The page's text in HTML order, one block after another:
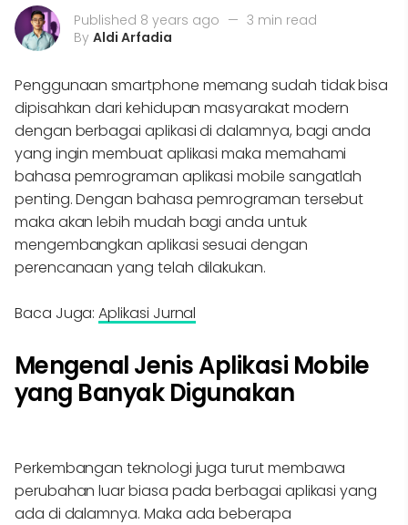
Published 8 years ago — 3 min read
By Aldi Arfadia
Penggunaan smartphone memang sudah tidak bisa
dipisahkan dari kehidupan masyarakat modern
dengan berbagai aplikasi di dalamnya, bagi anda
yang ingin membuat aplikasi maka memahami
bahasa pemrograman aplikasi mobile sangatlah
penting. Dengan bahasa pemrograman tersebut
maka akan lebih mudah bagi anda untuk
mengembangkan aplikasi sesuai dengan
perencanaan yang telah dilakukan.
Baca Juga:Aplikasi Jurnal
Mengenal Jenis Aplikasi Mobile
yang Banyak Digunakan
Perkembangan teknologi juga turut membawa
perubahan luar biasa pada berbagai aplikasi yang
ada di dalamnya. Maka ada beberapa